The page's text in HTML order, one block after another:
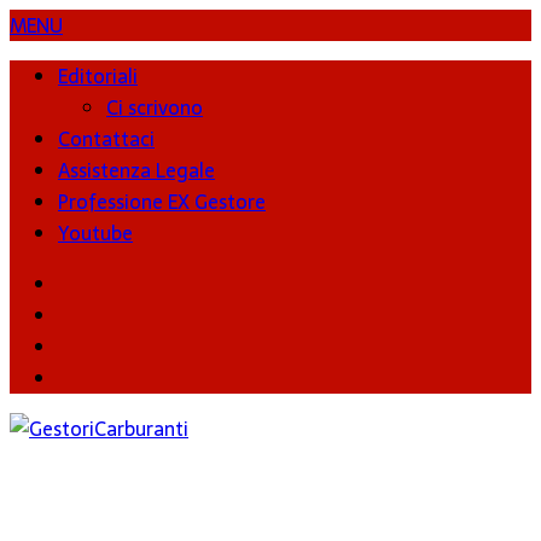
MENU
Editoriali
Ci scrivono
Contattaci
Assistenza Legale
Professione EX Gestore
Youtube